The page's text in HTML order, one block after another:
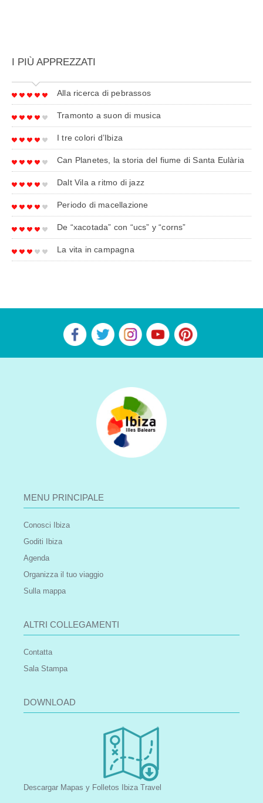
I PIÙ APPREZZATI
Alla ricerca di pebrassos
Tramonto a suon di musica
I tre colori d’Ibiza
Can Planetes, la storia del fiume di Santa Eulària
Dalt Vila a ritmo di jazz
Periodo di macellazione
De “xacotada” con “ucs” y “corns”
La vita in campagna
MENU PRINCIPALE
Conosci Ibiza
Goditi Ibiza
Agenda
Organizza il tuo viaggio
Sulla mappa
ALTRI COLLEGAMENTI
Contatta
Sala Stampa
DOWNLOAD
Descargar Mapas y Folletos Ibiza Travel